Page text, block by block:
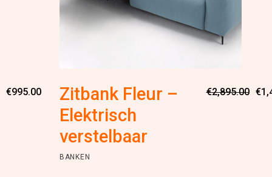
€995.00
Zitbank Fleur –
Elektrisch
verstelbaar
€2,895.00 €
BANKEN